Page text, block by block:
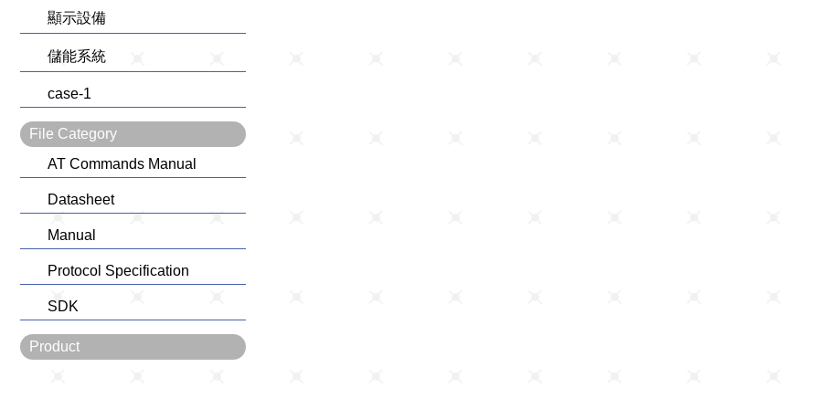
顯示設備
儲能系統
case-1
File Category
AT Commands Manual
Datasheet
Manual
Protocol Specification
SDK
Product